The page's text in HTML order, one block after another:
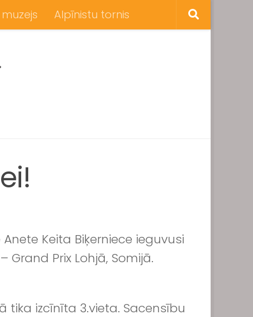
Alpīnistu tornis
Keita Biķerniece ieguvusi
Prix Lohjā, Somijā.
tika izcīnīta 3.vieta. Sacensību